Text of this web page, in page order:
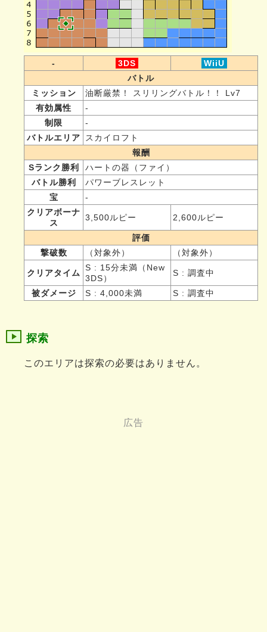
- 3DS
WiiU
バトル
ミッション
油断厳禁！ スリリングバトル！！ Lv7
有効属性
-
制限
-
バトルエリア
スカイロフト
報酬
Sランク勝利
ハートの器（ファイ）
バトル勝利
パワーブレスレット
宝
-
クリアボーナ
ス
3,500ルピー 2,600ルピー
評価
撃破数
（対象外） （対象外）
クリアタイム
S : 15分未満（New
3DS）
S : 調査中
被ダメージ S : 4,000未満 S : 調査中
探索
このエリアは探索の必要はありません。